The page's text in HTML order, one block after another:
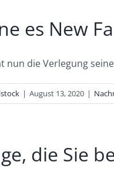
es New
nun die Verlegung
| August 13, 2020 |
die Sie